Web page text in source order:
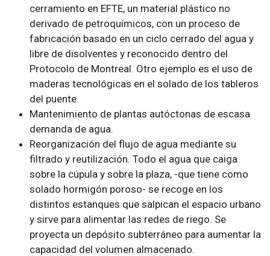
cerramiento en EFTE, un material plástico no
derivado de petroquímicos, con un proceso de
fabricación basado en un ciclo cerrado del agua y
libre de disolventes y reconocido dentro del
Protocolo de Montreal. Otro ejemplo es el uso de
maderas tecnológicas en el solado de los tableros
del puente.
Mantenimiento de plantas autóctonas de escasa
demanda de agua.
Reorganización del flujo de agua mediante su
filtrado y reutilización. Todo el agua que caiga
sobre la cúpula y sobre la plaza, -que tiene como
solado hormigón poroso- se recoge en los
distintos estanques que salpican el espacio urbano
y sirve para alimentar las redes de riego. Se
proyecta un depósito subterráneo para aumentar la
capacidad del volumen almacenado.